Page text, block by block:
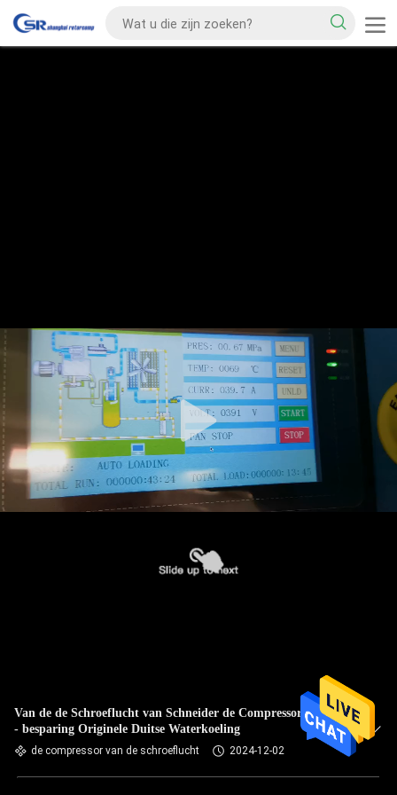
Van de de Schroeflucht van Schneider de Compressorenergie
- besparing Originele Duitse Waterkoeling
de compressor van de schroeflucht 2024-12-02